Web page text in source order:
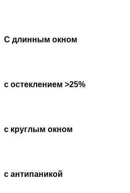
С длинным окном
с остеклением >25%
с круглым окном
с антипаникой